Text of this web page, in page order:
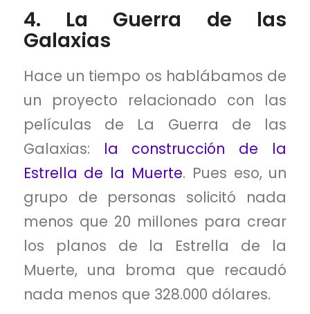
4. La Guerra de las
Galaxias
Hace un tiempo os hablábamos de
un proyecto relacionado con las
películas de La Guerra de las
Galaxias: la construcción de la
Estrella de la Muerte. Pues eso, un
grupo de personas solicitó nada
menos que 20 millones para crear
los planos de la Estrella de la
Muerte, una broma que recaudó
nada menos que 328.000 dólares.